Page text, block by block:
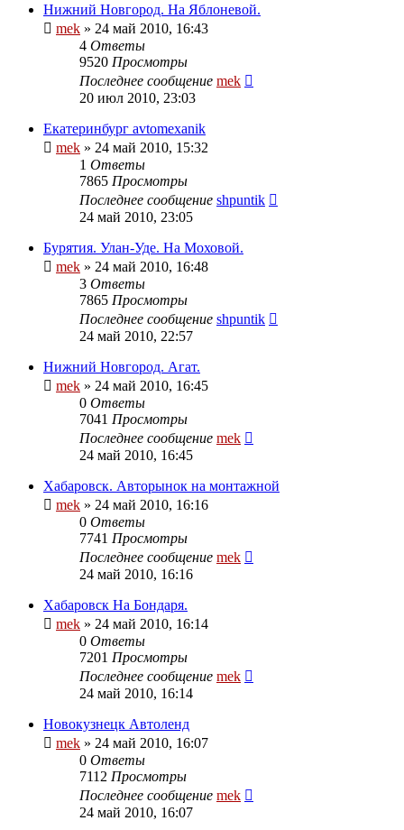
Нижний Новгород. На Яблоневой.
mek » 24 май 2010, 16:43
4 Ответы
9520 Просмотры
Последнее сообщение mek
20 июл 2010, 23:03
Екатеринбург avtomexanik
mek » 24 май 2010, 15:32
1 Ответы
7865 Просмотры
Последнее сообщение shpuntik
24 май 2010, 23:05
Бурятия. Улан-Уде. На Моховой.
mek » 24 май 2010, 16:48
3 Ответы
7865 Просмотры
Последнее сообщение shpuntik
24 май 2010, 22:57
Нижний Новгород. Агат.
mek » 24 май 2010, 16:45
0 Ответы
7041 Просмотры
Последнее сообщение mek
24 май 2010, 16:45
Хабаровск. Авторынок на монтажной
mek » 24 май 2010, 16:16
0 Ответы
7741 Просмотры
Последнее сообщение mek
24 май 2010, 16:16
Хабаровск На Бондаря.
mek » 24 май 2010, 16:14
0 Ответы
7201 Просмотры
Последнее сообщение mek
24 май 2010, 16:14
Новокузнецк Автоленд
mek » 24 май 2010, 16:07
0 Ответы
7112 Просмотры
Последнее сообщение mek
24 май 2010, 16:07